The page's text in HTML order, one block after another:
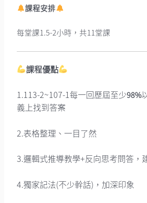
課程安排
每堂課1.5-2小時，共11堂課
課程優點
1.113-2~107-1每一回歷屆至少98%
義上找到答案
2.表格整理、一目了然
3.邏輯式推導教學+反向思考問答，
4.獨家記法(不少幹話)，加深印象